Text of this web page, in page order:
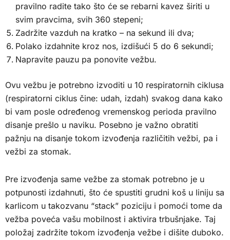
pravilno radite tako što će se rebarni kavez širiti u
svim pravcima, svih 360 stepeni;
Zadržite vazduh na kratko – na sekund ili dva;
Polako izdahnite kroz nos, izdišući 5 do 6 sekundi;
Napravite pauzu pa ponovite vežbu.
Ovu vežbu je potrebno izvoditi u 10 respiratornih ciklusa
(respiratorni ciklus čine: udah, izdah) svakog dana kako
bi vam posle određenog vremenskog perioda pravilno
disanje prešlo u naviku. Posebno je važno obratiti
pažnju na disanje tokom izvođenja različitih vežbi, pa i
vežbi za stomak.
Pre izvođenja same vežbe za stomak potrebno je u
potpunosti izdahnuti, što će spustiti grudni koš u liniju sa
karlicom u takozvanu “stack” poziciju i pomoći tome da
vežba poveća vašu mobilnost i aktivira trbušnjake. Taj
položaj zadržite tokom izvođenja vežbe i dišite duboko.